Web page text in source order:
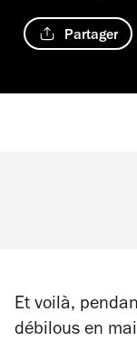
Partager
Et voilà,
débilous en